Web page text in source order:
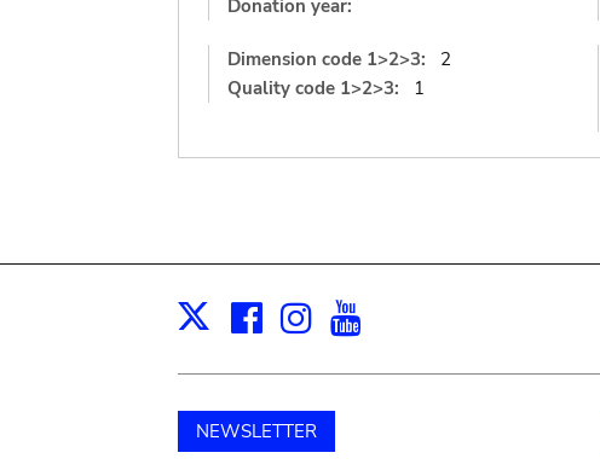
Donation year:
Dimension code 1>2>3:
2
Quality code 1>2>3:
1
X Facebook
Instagram
NEWSLETTER